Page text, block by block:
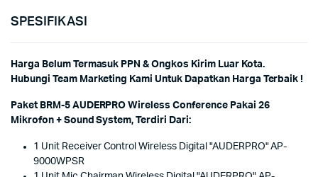
SPESIFIKASI
Harga Belum Termasuk PPN & Ongkos Kirim Luar Kota.
Hubungi Team Marketing Kami Untuk Dapatkan Harga Terbaik !
Paket BRM-5 AUDERPRO Wireless Conference Pakai 26
Mikrofon + Sound System, Terdiri Dari:
1 Unit Receiver Control Wireless Digital "AUDERPRO" AP-
9000WPSR